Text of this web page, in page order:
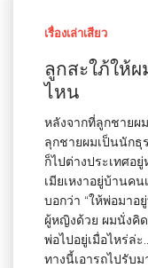
เรื่องเล่าเสียว
ลูกสะใภ้ให้ผ
ไหน
หลังจากที่ลูกชายผ
ลุกชายผมเป็นนักธุ
ก็ไปต่างประเทศอ
เมียเหงาอยู่บ้านค
บอกว่า “ให้พ่อมาอ
ผู้หญิงด้วย ผมนั่งคิ
พ่อไปอยู่เมื่อไหร่ล่
ทางนี้เอารถไปรับ